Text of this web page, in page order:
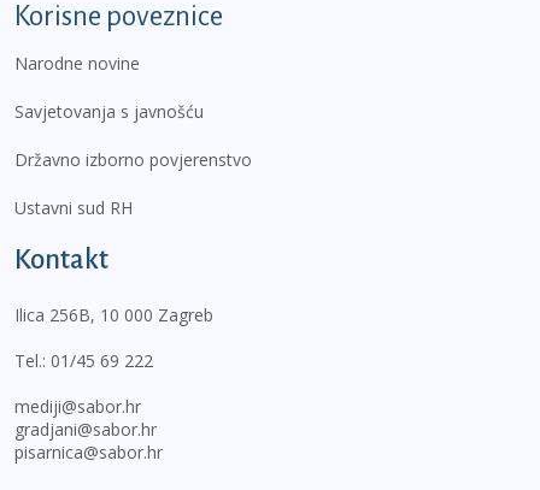
Korisne poveznice
Narodne novine
Savjetovanja s javnošću
Državno izborno povjerenstvo
Ustavni sud RH
Kontakt
Ilica 256B, 10 000 Zagreb
Tel.: 01/45 69 222
mediji@sabor.hr
gradjani@sabor.hr
pisarnica@sabor.hr